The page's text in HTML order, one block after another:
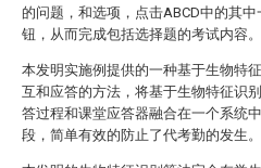
的问题，和选项，点击ABCD中的其
钮，从而完成包括选择题的考试内容。
本发明实施例提供的一种基于生物特
互和应答的方法，将基于生物特征识
答过程和课堂应答器融合在一个系统
段，简单有效的防止了代考勤的发生。